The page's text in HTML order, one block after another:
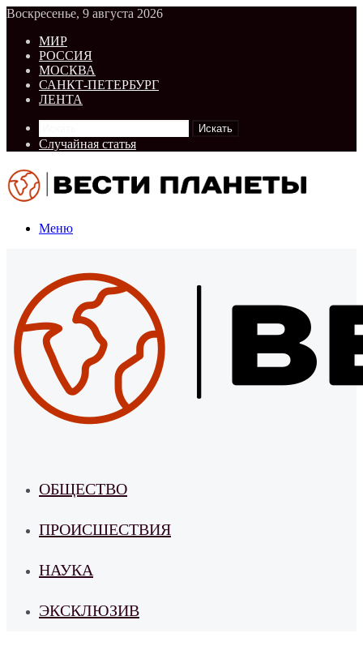
Воскресенье, 9 августа 2026
МИР
РОССИЯ
МОСКВА
САНКТ-ПЕТЕРБУРГ
ЛЕНТА
Искать
Случайная статья
Меню
ОБЩЕСТВО
ПРОИСШЕСТВИЯ
НАУКА
ЭКСКЛЮЗИВ